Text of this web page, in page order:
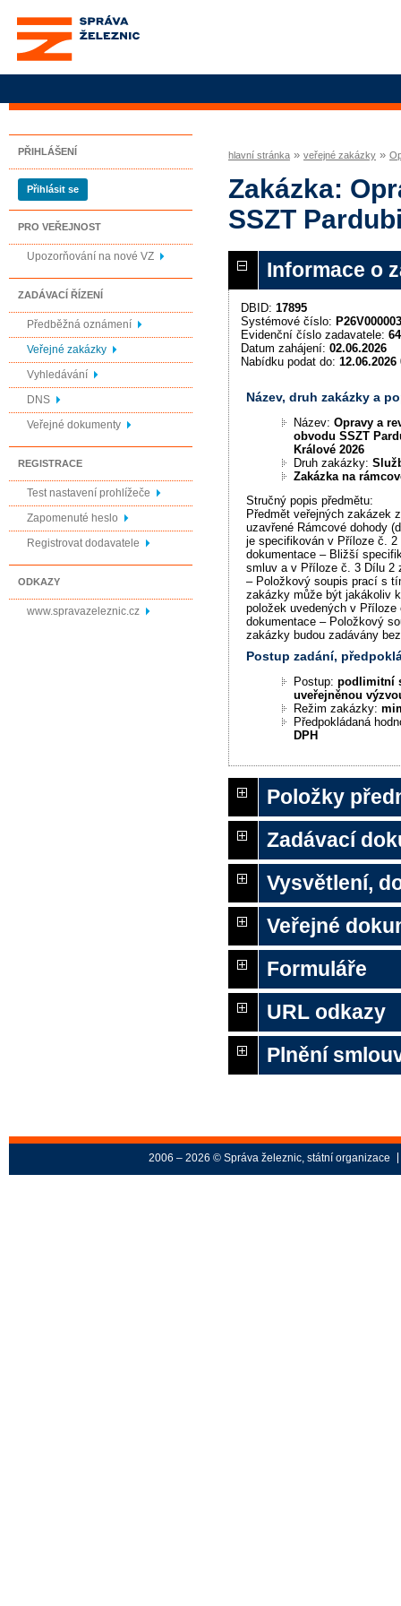
Správa železnic, státní
organizace
PŘIHLÁŠENÍ
Přihlásit se
PRO VEŘEJNOST
Upozorňování na nové VZ
ZADÁVACÍ ŘÍZENÍ
Předběžná oznámení
Veřejné zakázky
Vyhledávání
DNS
Veřejné dokumenty
REGISTRACE
Test nastavení prohlížeče
Zapomenuté heslo
Registrovat dodavatele
ODKAZY
www.spravazeleznic.cz
hlavní stránka » veřejné zakázky »
Zakázka:
SSZT
Informace o
DBID: 17895
Systémové číslo:
Evidenční číslo zadavatele:
Datum zahájení: 02.06.2026
Nabídku podat do: 12.06.2026
Název, druh zakázky a
Název:Opravy a
obvodu SSZT
Králové 2026
Druh zakázky:
Zakázka na
Stručný popis předmětu:
Předmět veřejných zakázek
uzavřené Rámcové dohody
je specifikován v Příloze č.
dokumentace – Bližší
smluv a v Příloze č. 3 Dílu 2
– Položkový soupis prací s
zakázky může být jakákoliv
položek uvedených v
dokumentace – Položkový
zakázky budou zadávány
Postup zadání,
Postup:podlimitní
uveřejněnou
Režim zakázky:
Předpokládaná
DPH
Položky
Zadávací
Vysvětlení,
Veřejné
Formuláře
URL odkazy
Plnění
2006 – 2026 © Správa železnic, státní organizace